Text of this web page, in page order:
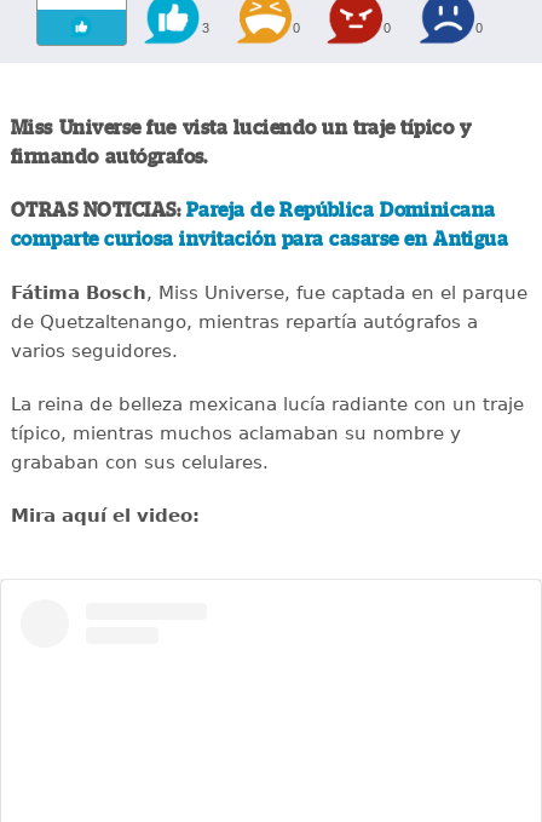
3 0 0 0
Miss Universe fue vista luciendo un traje típico y
firmando autógrafos.
OTRAS NOTICIAS: Pareja de República Dominicana
comparte curiosa invitación para casarse en Antigua
Fátima Bosch, Miss Universe, fue captada en el parque
de Quetzaltenango, mientras repartía autógrafos a
varios seguidores.
La reina de belleza mexicana lucía radiante con un traje
típico, mientras muchos aclamaban su nombre y
grababan con sus celulares.
Mira aquí el video: